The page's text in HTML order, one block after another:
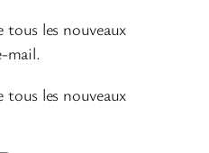
tous les nouveaux
mail.
tous les nouveaux